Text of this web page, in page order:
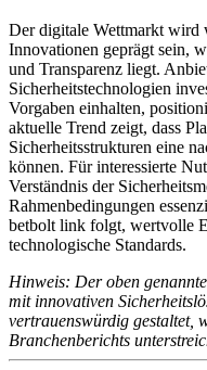
Der digitale Wettmarkt wird
Innovationen geprägt sein,
und Transparenz liegt.
Sicherheitstechnologien
Vorgaben einhalten,
aktuelle Trend zeigt, dass
Sicherheitsstrukturen eine
können. Für interessierte
Verständnis der
Rahmenbedingungen
betbolt link folgt, wertvolle
technologische Standards.
Hinweis: Der oben
mit innovativen
vertrauenswürdig gestaltet,
Branchenberichts